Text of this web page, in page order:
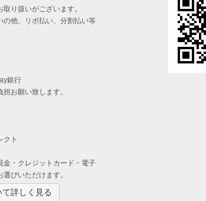
り扱いがございます。
の他、リボ払い、分割払い等
銀行
お願い致します。
クト
金・クレジットカード・電子
びいただけます。
詳しく見る